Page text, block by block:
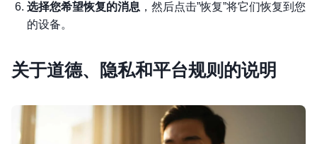
选择您希望恢复的消息 ，然后点击”恢复”将它们恢复到您
的设备。
关于道德、隐私和平台规则的说明